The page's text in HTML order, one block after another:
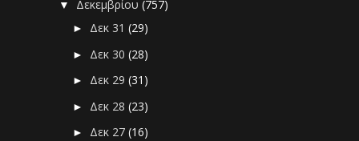
▼ Δεκεμβρίου(757)
► Δεκ 31(29)
► Δεκ 30(28)
► Δεκ 29(31)
► Δεκ 28(23)
► Δεκ 27(16)